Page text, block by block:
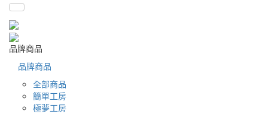
品牌商品
品牌商品
全部商品
簡單工房
極夢工房